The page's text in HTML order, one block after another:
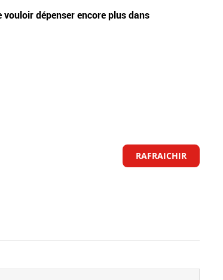
dépenser encore plus dans
RAFRAICHIR